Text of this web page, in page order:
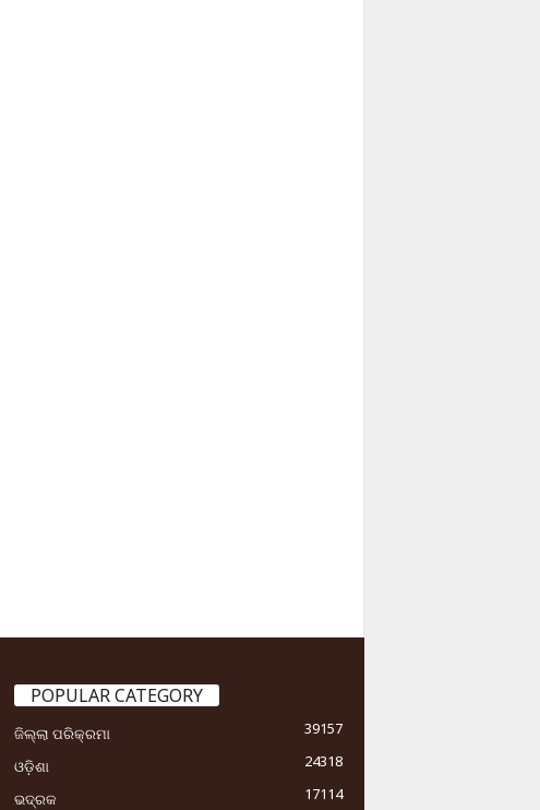
POPULAR CATEGORY
ଜିଲ୍ଲା ପରିକ୍ରମା
39157
ଓଡ଼ିଶା
24318
ଭଦ୍ରକ
17114